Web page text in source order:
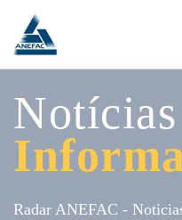
Radar ANEFAC -